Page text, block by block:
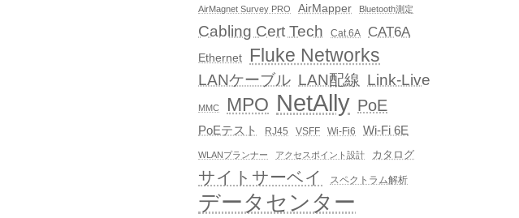
AirMagnet Survey PRO AirMapper Bluetooth測定
Cabling Cert Tech Cat.6A CAT6A
Ethernet Fluke Networks
LANケーブル LAN配線 Link-Live
MMC MPO NetAlly PoE
PoEテスト RJ45 VSFF Wi-Fi6 Wi-Fi 6E
WLANプランナー アクセスポイント設計 カタログ
サイトサーベイ スペクトラム解析
データセンター